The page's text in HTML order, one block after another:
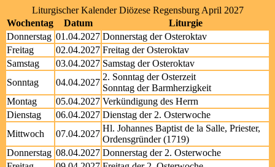
Liturgischer Kalender Diözese Regensburg April 2027
Wochentag
Datum
Liturgie
Donnerstag 01.04.2027 Donnerstag der Osteroktav
Freitag
02.04.2027 Freitag der Osteroktav
Samstag
03.04.2027 Samstag der Osteroktav
Sonntag
04.04.2027
2. Sonntag der Osterzeit
Sonntag der Barmherzigkeit
Montag
05.04.2027 Verkündigung des Herrn
Dienstag
06.04.2027 Dienstag der 2. Osterwoche
Mittwoch
07.04.2027
Hl. Johannes Baptist de la Salle, Priester,
Ordensgründer (1719)
Donnerstag 08.04.2027 Donnerstag der 2. Osterwoche